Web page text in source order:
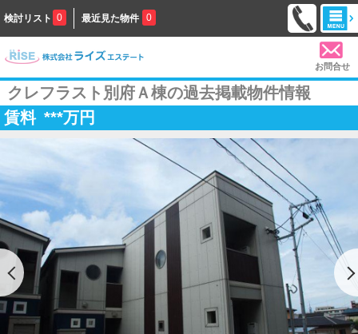
検討リスト 0 最近見た物件 0
お問合せ
クレフラスト別府Ａ棟の過去掲載物件情報
賃料 ***万円